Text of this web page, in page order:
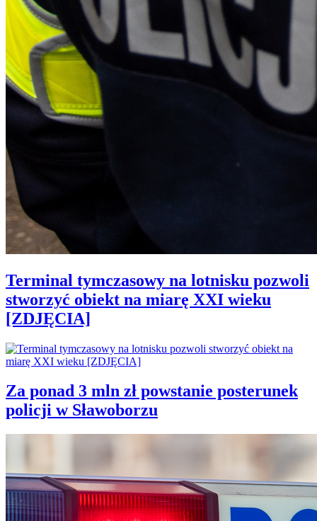
Terminal tymczasowy na lotnisku pozwoli
stworzyć obiekt na miarę XXI wieku
[ZDJĘCIA]
Za ponad 3 mln zł powstanie posterunek
policji w Sławoborzu